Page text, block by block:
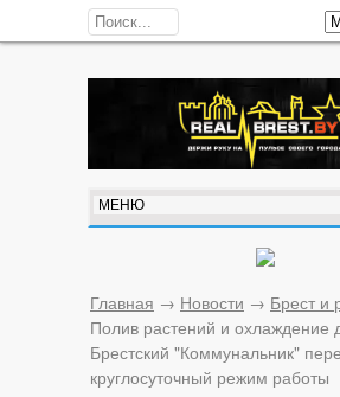
Главная → Новости → Брест и
Полив растений и охлаждение
Брестский "Коммунальник"
круглосуточный режим работы